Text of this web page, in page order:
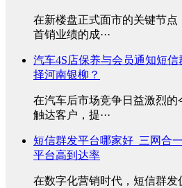
在新楼盘正式面市的关键节点
首销业绩的成···
汽车4S店保养与会员通知短
择河南银柳？
在汽车后市场竞争日益激烈
触达客户，提···
短信群发平台哪家好_三网合
平台高到达率
在数字化营销时代，短信群